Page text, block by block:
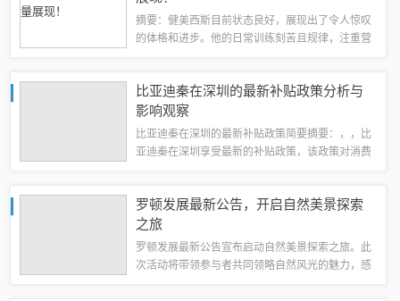
摘要：健美西斯目前状态良好，展现出了令人惊叹
的体格和进步。他的日常训练刻苦且规律，注重营
要因素之一。他们共同鼓励、支持彼此，共同...
比亚迪秦在深圳的最新补贴政策分析与
影响观察
比亚迪秦在深圳的最新补贴政策简要摘要：，，比
亚迪秦在深圳享受最新的补贴政策，该政策对消费
了比亚迪秦在深圳地区的销售增长。该政策还...
罗顿发展最新公告，开启自然美景探索
之旅
罗顿发展最新公告宣布启动自然美景探索之旅。此
次活动将带领参与者共同领略自然风光的魅力，感